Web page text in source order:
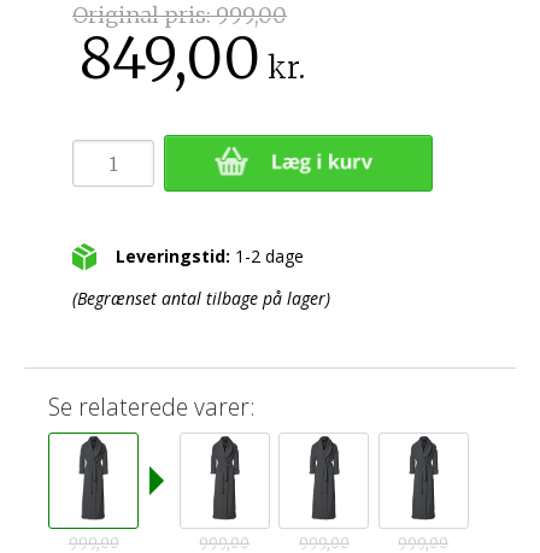
Original pris:999,00
849,00 kr.
Leveringstid: 1-2 dage
(Begrænset antal tilbage på lager)
Se relaterede varer:
999,00
999,00
999,00
999,00